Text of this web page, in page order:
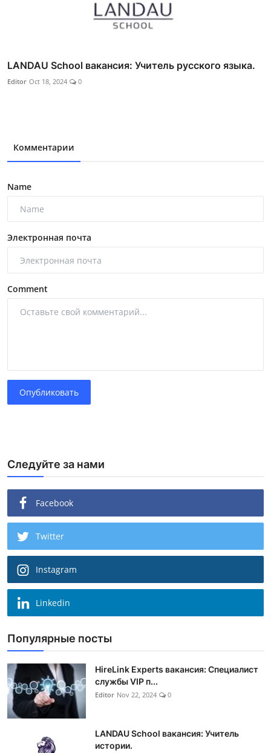
LANDAU School вакансия: Учитель русского языка.
Editor Oct 18, 2024 0
Комментарии
Name
Электронная почта
Comment
Опубликовать
Следуйте за нами
Facebook
Twitter
Instagram
Linkedin
Популярные посты
HireLink Experts вакансия: Специалист
службы VIP п...
Editor Nov 22, 2024 0
LANDAU School вакансия: Учитель
истории.